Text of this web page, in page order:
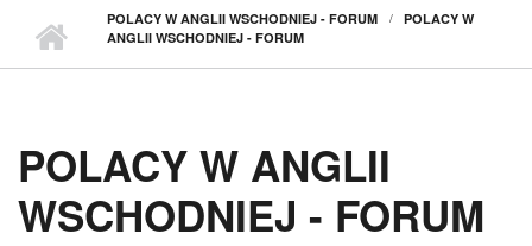
POLACY W ANGLII WSCHODNIEJ - FORUM
POLACY W
ANGLII WSCHODNIEJ - FORUM
POLACY W ANGLII
WSCHODNIEJ - FORUM